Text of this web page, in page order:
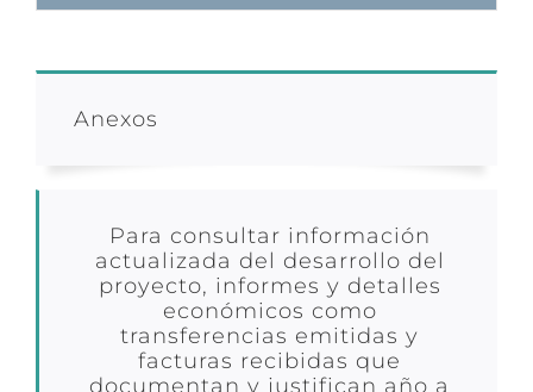
Anexos
Para consultar información
actualizada del desarrollo del
proyecto, informes y detalles
económicos como
transferencias emitidas y
facturas recibidas que
documentan y justifican año a